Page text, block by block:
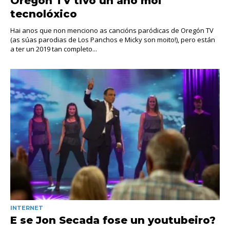
tecnolóxico
Hai anos que non menciono as cancións paródicas de Oregón TV
(as súas parodias de Los Panchos e Micky son moito!), pero están
a ter un 2019 tan completo...
INTERNET
E se Jon Secada fose un youtubeiro?